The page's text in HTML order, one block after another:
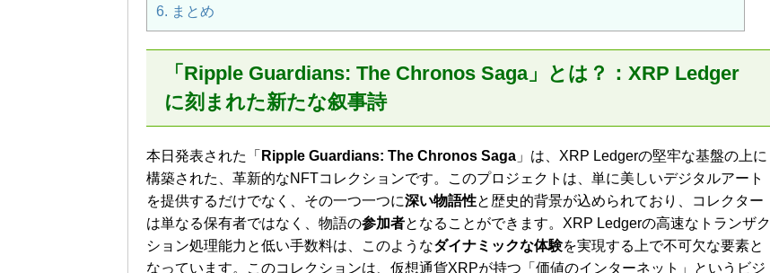
6. まとめ
「Ripple Guardians: The Chronos Saga」とは？：XRP Ledger
に刻まれた新たな叙事詩
本日発表された「 Ripple Guardians: The Chronos Saga 」は、XRP Ledgerの堅牢な基盤の上に
構築された、革新的なNFTコレクションです。このプロジェクトは、単に美しいデジタルアート
を提供するだけでなく、その一つ一つに深い物語性と歴史的背景が込められており、コレクター
は単なる保有者ではなく、物語の参加者となることができます。XRP Ledgerの高速なトランザク
ション処理能力と低い手数料は、このようなダイナミックな体験を実現する上で不可欠な要素と
なっています。このコレクションは、仮想通貨XRPが持つ「価値のインターネット」というビジ